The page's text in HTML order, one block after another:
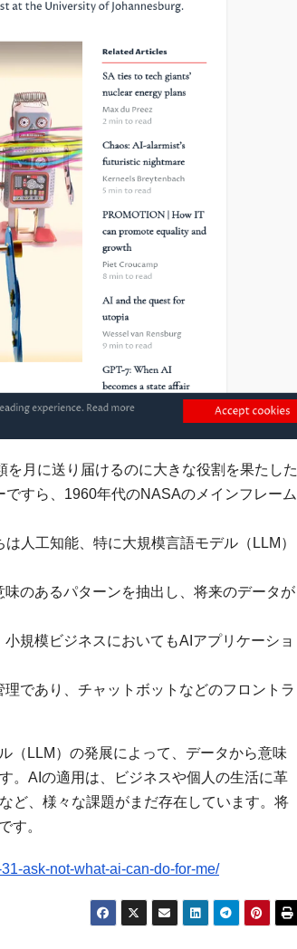
月に送り届けるのに大きな役割を果たした
すら、1960年代のNASAのメインフレーム
人工知能、特に大規模言語モデル（LLM）
のあるパターンを抽出し、将来のデータが
規模ビジネスにおいてもAIアプリケーショ
であり、チャットボットなどのフロントラ
（LLM）の発展によって、データから意味
。AIの適用は、ビジネスや個人の生活に革
ど、様々な課題がまだ存在しています。将
す。
ask-not-what-ai-can-do-for-me/